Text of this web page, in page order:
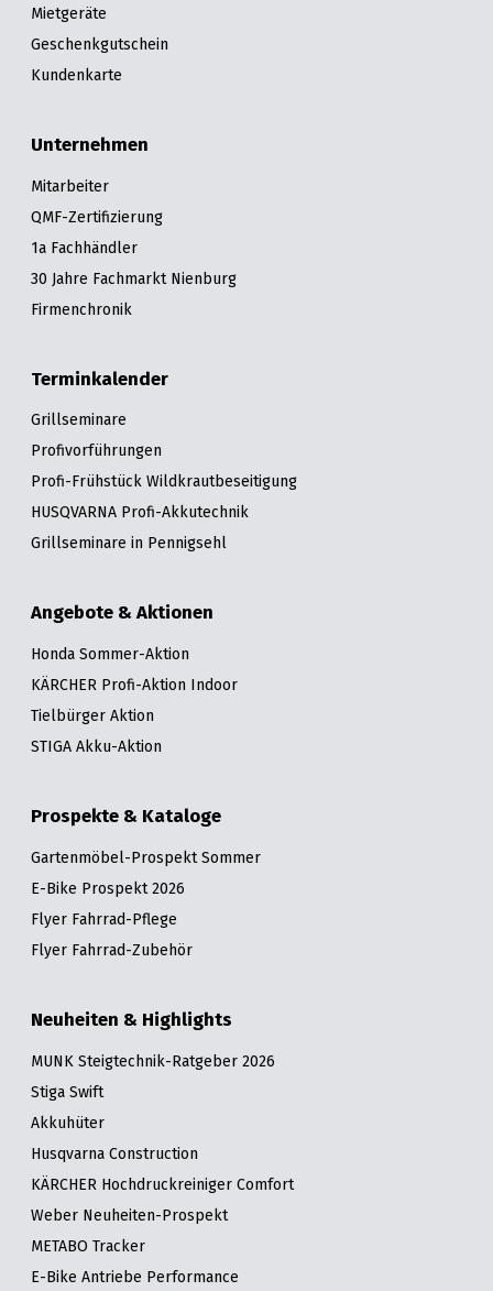
Mietgeräte
Geschenkgutschein
Kundenkarte
Unternehmen
Mitarbeiter
QMF-Zertifizierung
1a Fachhändler
30 Jahre Fachmarkt Nienburg
Firmenchronik
Terminkalender
Grillseminare
Profivorführungen
Profi-Frühstück Wildkrautbeseitigung
HUSQVARNA Profi-Akkutechnik
Grillseminare in Pennigsehl
Angebote & Aktionen
Honda Sommer-Aktion
KÄRCHER Profi-Aktion Indoor
Tielbürger Aktion
STIGA Akku-Aktion
Prospekte & Kataloge
Gartenmöbel-Prospekt Sommer
E-Bike Prospekt 2026
Flyer Fahrrad-Pflege
Flyer Fahrrad-Zubehör
Neuheiten & Highlights
MUNK Steigtechnik-Ratgeber 2026
Stiga Swift
Akkuhüter
Husqvarna Construction
KÄRCHER Hochdruckreiniger Comfort
Weber Neuheiten-Prospekt
METABO Tracker
E-Bike Antriebe Performance